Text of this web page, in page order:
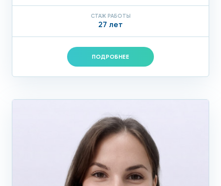
СТАЖ РАБОТЫ
27 лет
ПОДРОБНЕЕ